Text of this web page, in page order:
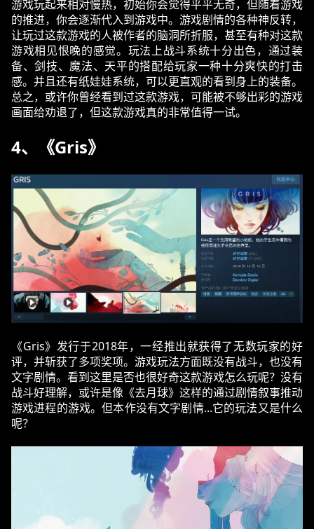
游戏玩起来相对慢热，初始你会觉得平平无奇，但随着游戏
的推进，你会逐渐代入到游戏中。游戏剧情的各种神反转，
让玩过这款游戏的人被作者的脑洞所折服，甚至有种对这款
游戏相见恨晚的感觉。玩法上战斗系统十分出色，通过装
备、剑技、魔法、天平的搭配给玩家一种十分爽快的打击
感。并且还有纸娃娃系统，可以更直观的看到身上的装备。
总之，或许你曾经看到过这款游戏，可能被不够出彩的游戏
画面给劝退了，但这款游戏真的非常值得一试。
4、《Gris》
《Gris》发行于2018年，一经推出就获得了无数玩家的好
评，并斩获了多项奖项。游戏玩法方面既没有战斗，也没有
文字剧情。看到这里是否也很好奇这款游戏怎么玩呢？没有
战斗好理解，或许是像《去月球》这样的通过剧情叙事推动
游戏进程的游戏。但本作没有文字剧情...它的玩法又是什么
呢？